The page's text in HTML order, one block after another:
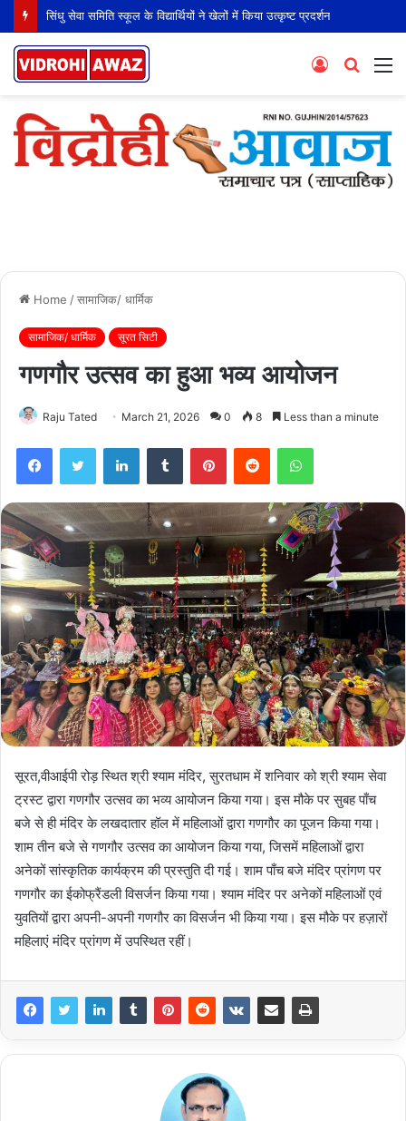
जैन संस्कार विधि के बढ़ते कदम
Search
Log
Home /सामाजिक/ धार्मिक
सामाजिक/ धार्मिक सूरत सिटी
गणगौर उत्सव का हुआ भव्य आयोजन
Raju Tated March 21, 2026 0 8 Less than a minute
FacebookTwitter LinkedInTumblr PinterestReddit WhatsApp
सूरत,वीआईपी रोड़ स्थित श्री श्याम मंदिर, सुरतधाम में शनिवार को श्री श्याम सेवा
ट्रस्ट द्वारा गणगौर उत्सव का भव्य आयोजन किया गया। इस मौके पर सुबह पाँच
बजे से ही मंदिर के लखदातार हॉल में महिलाओं द्वारा गणगौर का पूजन किया गया।
शाम तीन बजे से गणगौर उत्सव का आयोजन किया गया, जिसमें महिलाओं द्वारा
अनेकों सांस्कृतिक कार्यक्रम की प्रस्तुति दी गई। शाम पाँच बजे मंदिर प्रांगण पर
गणगौर का ईकोफ्रैंडली विसर्जन किया गया। श्याम मंदिर पर अनेकों महिलाओं एवं
युवतियों द्वारा अपनी-अपनी गणगौर का विसर्जन भी किया गया। इस मौके पर हज़ारों
महिलाएं मंदिर प्रांगण में उपस्थित रहीं।